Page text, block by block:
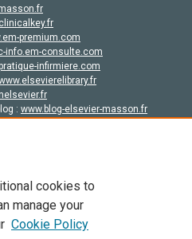
premium.com
info.em-consulte.com
pratique-infirmiere.com
: www.blog-elsevier-masson.fr
Tout les droits sont réservés,
cookies to
manage your
Cookie Policy